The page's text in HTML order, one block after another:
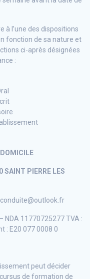
à l’une des dispositions
fonction de sa nature et
ci-après désignées
:
SAINT PIERRE LES
NDA 11770725277 TVA :
: E20 077 0008 0
peut décider
de formation de